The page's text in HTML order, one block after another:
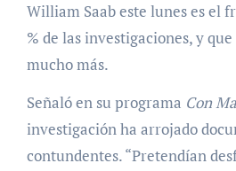
William Saab este lunes es el
% de las investigaciones, y
mucho más.
Señaló en su programa Con
investigación ha arrojado
contundentes. “Pretendían